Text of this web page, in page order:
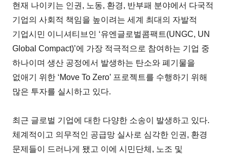
현재 나이키는 인권, 노동, 환경, 반부패 분야에서 다국적
기업의 사회적 책임을 높이려는 세계 최대의 자발적
기업시민 이니셔티브인 ‘유엔글로벌콤팩트(UNGC, UN
Global Compact)’에 가장 적극적으로 참여하는 기업 중
하나이며 생산 공정에서 발생하는 탄소와 폐기물을
없애기 위한 ‘Move To Zero’ 프로젝트를 수행하기 위해
많은 투자를 실시하고 있다.
최근 글로벌 기업에 대한 다양한 소송이 발생하고 있다.
체계적이고 의무적인 공급망 실사로 심각한 인권, 환경
문제들이 드러나게 됐고 이에 시민단체, 노조 및